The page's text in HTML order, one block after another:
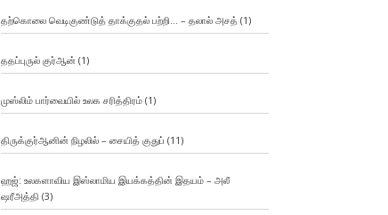
தற்கொலை வெடிகுண்டுத் தாக்குதல் பற்றி… – தலால் அசத் (1)
ததப்புருல் குர்ஆன் (1)
முஸ்லிம் பார்வையில் உலக சரித்திரம்(1)
திருக்குர்ஆனின் நிழலில் – சையித் குதுப் (11)
ஹஜ்: உலகளாவிய இஸ்லாமிய இயக்கத்தின் இதயம் – அலீ
ஷரீஅத்தி (3)